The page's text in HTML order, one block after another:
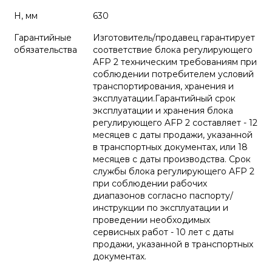
H, мм
630
Гарантийные
обязательства
Изготовитель/продавец гарантирует
соответствие блока регулирующего
AFP 2 техническим требованиям при
соблюдении потребителем условий
транспортирования, хранения и
эксплуатации.Гарантийный срок
эксплуатации и хранения блока
регулирующего AFP 2 составляет - 12
месяцев с даты продажи, указанной
в транспортных документах, или 18
месяцев с даты производства. Срок
службы блока регулирующего AFP 2
при соблюдении рабочих
диапазонов согласно паспорту/
инструкции по эксплуатации и
проведении необходимых
сервисных работ - 10 лет с даты
продажи, указанной в транспортных
документах.